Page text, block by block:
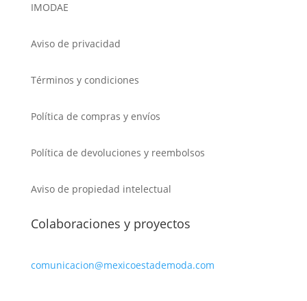
IMODAE
Aviso de privacidad
Términos y condiciones
Política de compras y envíos
Política de devoluciones y reembolsos
Aviso de propiedad intelectual
Colaboraciones y proyectos
comunicacion@mexicoestademoda.com